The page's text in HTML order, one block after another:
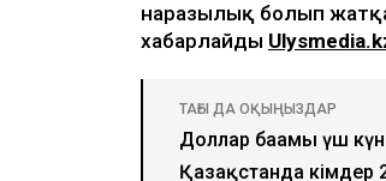
наразылық болып
хабарлайды
ТАҒЫ ДА ОҚЫҢЫЗДАР
Доллар бағамы үш
Қазақстанда кімдер